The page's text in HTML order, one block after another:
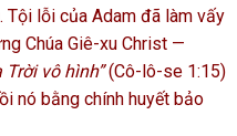
Tội lỗi của Adam đã làm vấy
Chúa Giê-xu Christ —
vô hình”(Cô-lô-se 1:15)
nó bằng chính huyết bảo